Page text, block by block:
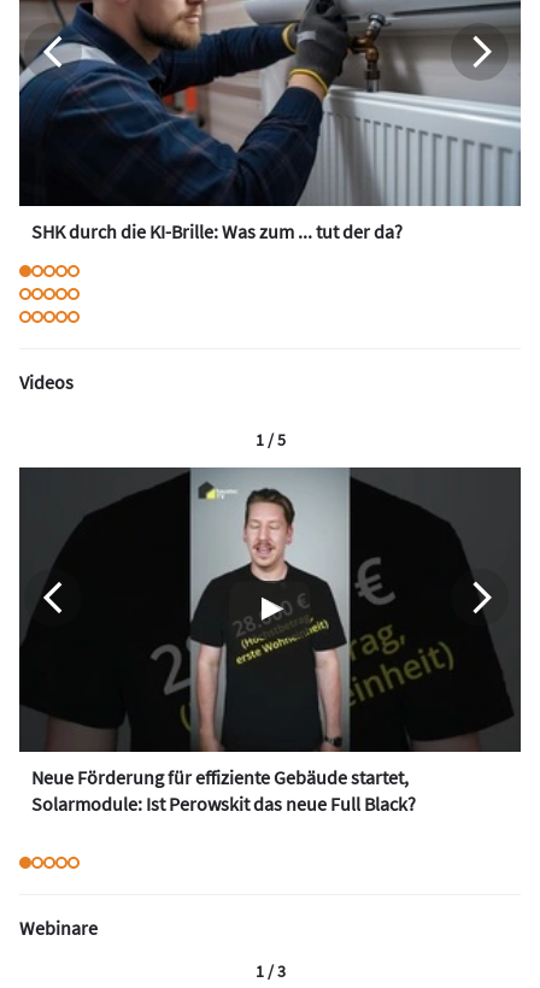
SHK durch die KI-Brille: Was zum ... tut der da?
Videos
Neue Förderung für effiziente Gebäude startet,
Solarmodule: Ist Perowskit das neue Full Black?
1 / 5
Webinare
1 / 3